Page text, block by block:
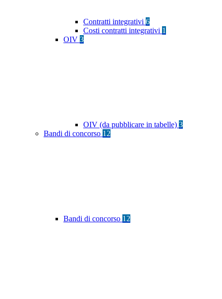
Contratti integrativi 6
Costi contratti integrativi 1
OIV 3
OIV (da pubblicare in tabelle) 3
Bandi di concorso 12
Bandi di concorso 12